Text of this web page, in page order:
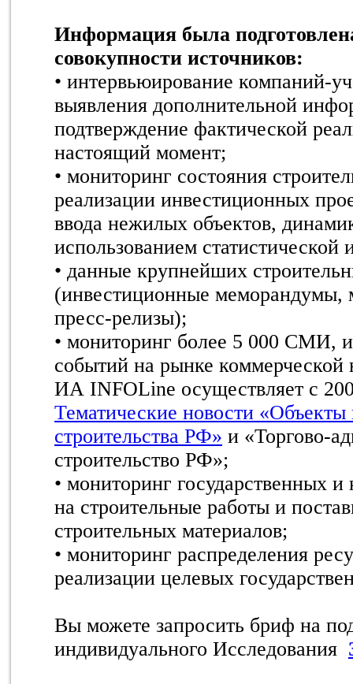
Информация была
совокупности источников:
• интервьюирование компаний-
выявления дополнительной
подтверждение фактической
настоящий момент;
• мониторинг состояния
реализации инвестиционных
ввода нежилых объектов,
использованием
• данные крупнейших
(инвестиционные меморандумы,
пресс-релизы);
• мониторинг более 5 000 СМИ,
событий на рынке
ИА INFOLine осуществляет с
Тематические новости
строительства РФ» и «Торгово-
строительство РФ»;
• мониторинг государственных
на строительные работы и
строительных материалов;
• мониторинг распределения
реализации целевых
Вы можете запросить бриф на
индивидуального Исследования